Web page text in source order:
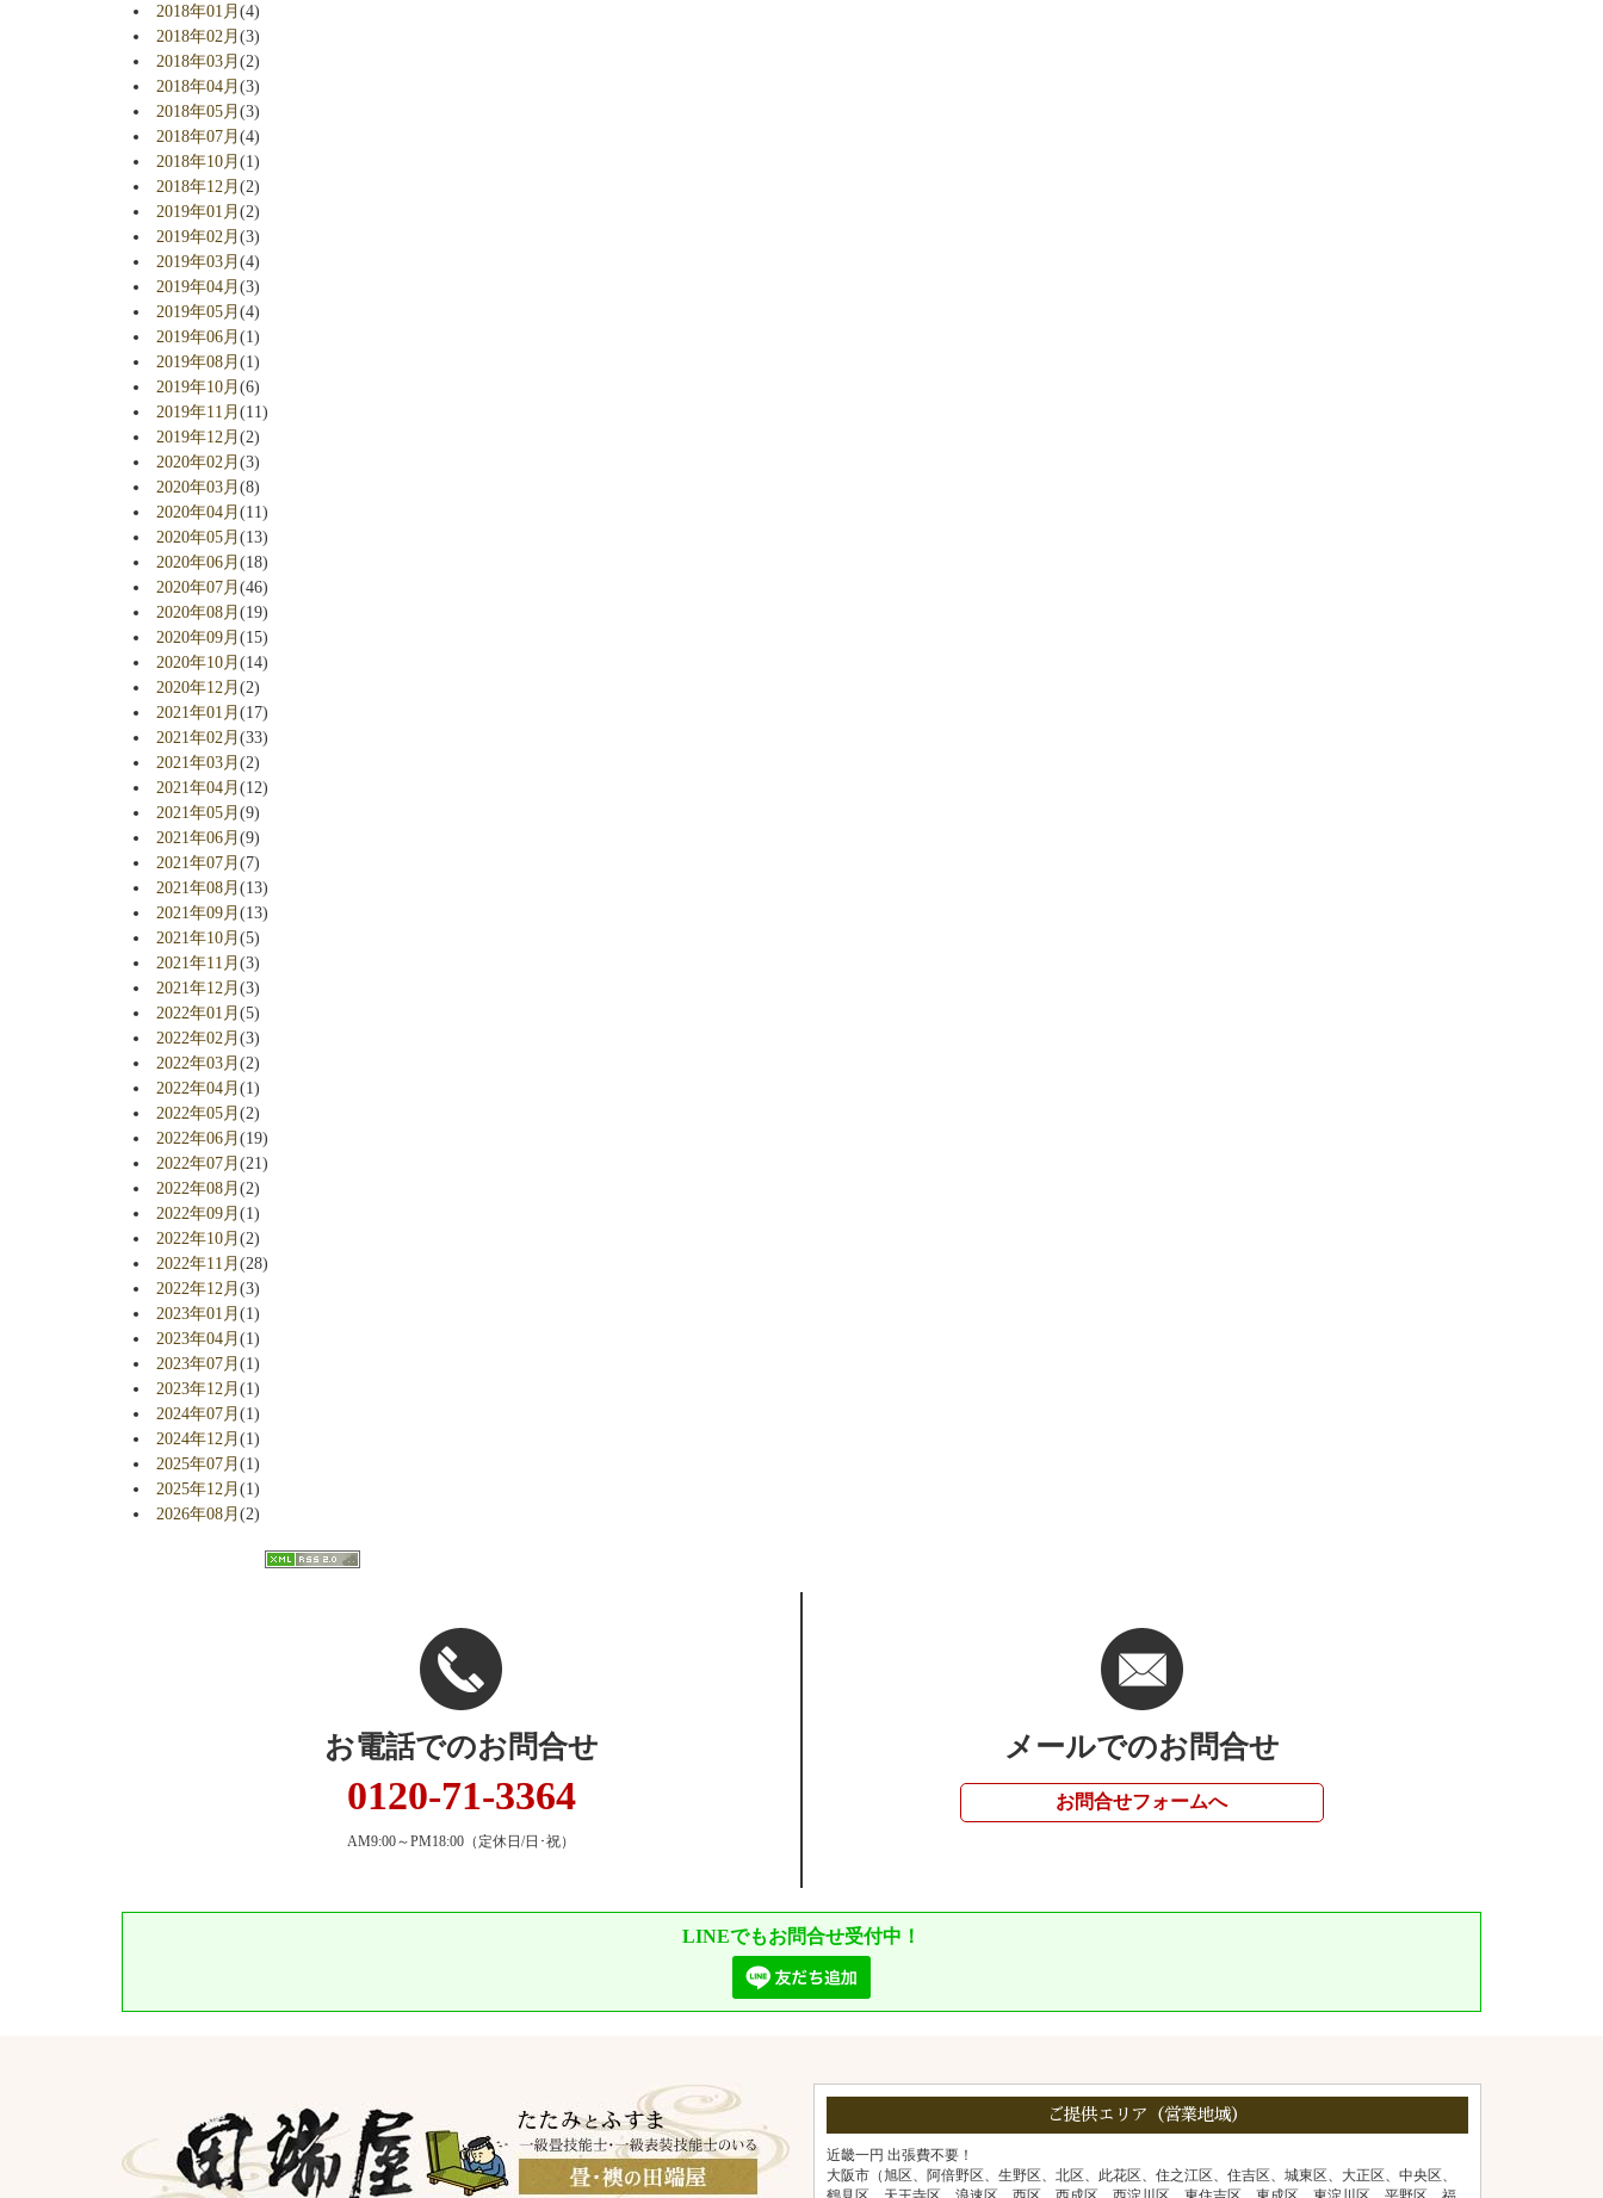
2018年01月(4)
2018年02月(3)
2018年03月(2)
2018年04月(3)
2018年05月(3)
2018年07月(4)
2018年10月(1)
2018年12月(2)
2019年01月(2)
2019年02月(3)
2019年03月(4)
2019年04月(3)
2019年05月(4)
2019年06月(1)
2019年08月(1)
2019年10月(6)
2019年11月(11)
2019年12月(2)
2020年02月(3)
2020年03月(8)
2020年04月(11)
2020年05月(13)
2020年06月(18)
2020年07月(46)
2020年08月(19)
2020年09月(15)
2020年10月(14)
2020年12月(2)
2021年01月(17)
2021年02月(33)
2021年03月(2)
2021年04月(12)
2021年05月(9)
2021年06月(9)
2021年07月(7)
2021年08月(13)
2021年09月(13)
2021年10月(5)
2021年11月(3)
2021年12月(3)
2022年01月(5)
2022年02月(3)
2022年03月(2)
2022年04月(1)
2022年05月(2)
2022年06月(19)
2022年07月(21)
2022年08月(2)
2022年09月(1)
2022年10月(2)
2022年11月(28)
2022年12月(3)
2023年01月(1)
2023年04月(1)
2023年07月(1)
2023年12月(1)
2024年07月(1)
2024年12月(1)
2025年07月(1)
2025年12月(1)
2026年08月(2)
お電話でのお問合せ
0120-71-3364
AM9:00～PM18:00 （定休日/日･祝）
メールでのお問合せ
お問合せフォームへ
LINEでもお問合せ受付中！
ご提供エリア（営業地域）
近畿一円 出張費不要！
大阪市（旭区、阿倍野区、生野区、北区、此花区、住之江区、住吉区、城東区、大正区、中央区、